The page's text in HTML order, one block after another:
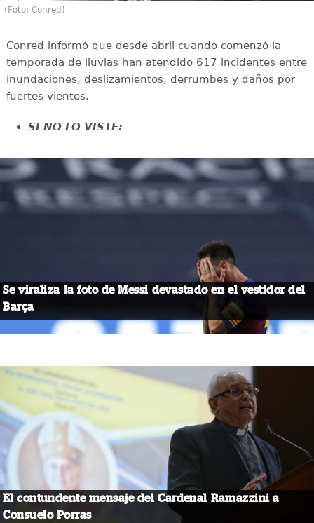
(Foto: Conred)
Conred informó que desde abril cuando comenzó la
temporada de lluvias han atendido 617 incidentes entre
inundaciones, deslizamientos, derrumbes y daños por
fuertes vientos.
SI NO LO VISTE:
Se viraliza la foto de Messi devastado en el vestidor del
Barça
El contundente mensaje del Cardenal Ramazzini a
Consuelo Porras